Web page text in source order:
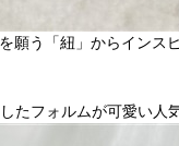
願う「紐」からインス
たフォルムが可愛い